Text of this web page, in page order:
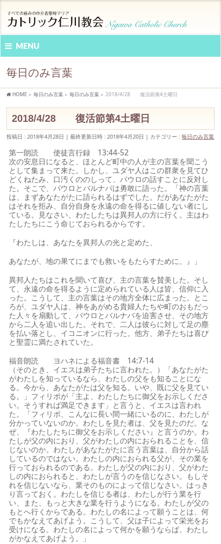
MENU
毎日のみ言葉
HOME » 毎日のみ言葉 » 毎日のみ言葉 » 2018/4/28 復活節第4土曜日
2018/4/28 復活節第4土曜日
投稿日 : 2018年4月28日 最終更新日時 : 2018年4月20日 カテゴリー :毎日のみ言葉
第一朗読 使徒言行録 13:44-52
次の安息日になると、ほとんど町中の人が主の言葉を聞こう
として集まって来た。しかし、ユダヤ人はこの群衆を見てひ
どくねたみ、口汚くののしって、パウロの話すことに反対し
た。そこで、パウロとバルナバは勇敢に語った。「神の言葉
は、まずあなたがたに語られるはずでした。だがあなたがた
はそれを拒み、自分自身を永遠の命を得るに値しない者にし
ている。見なさい、わたしたちは異邦人の方に行く。主はわ
たしたちにこう命じておられるからです。
『わたしは、あなたを異邦人の光と定めた、
あなたが、地の果てにまでも救いをもたらすために。』」
異邦人たちはこれを聞いて喜び、主の言葉を賛美した。そし
て、永遠の命を得るように定められている人は皆、信仰に入
った。こうして、主の言葉はその地方全体に広まった。とこ
ろが、ユダヤ人は、神をあがめる貴婦人たちや町のおもだっ
た人々を扇動して、パウロとバルナバを迫害させ、その地方
から二人を追い出した。それで、二人は彼らに対して足の塵
を払い落とし、イコニオンに行った。他方、弟子たちは喜び
と聖霊に満たされていた。
福音朗読 ヨハネによる福音書 14:7-14
（そのとき、イエスは弟子たちに言われた。）「あなたがた
がわたしを知っているなら、わたしの父をも知ることにな
る。今から、あなたがたは父を知る。いや、既に父を見てい
る。」フィリポが「主よ、わたしたちに御父をお示しくださ
い。そうすれば満足できます」と言うと、イエスは言われ
た。「フィリポ、こんなに長い間一緒にいるのに、わたしが
分かっていないのか。わたしを見た者は、父を見たのだ。な
ぜ、『わたしたちに御父をお示しください』と言うのか。わ
たしが父の内におり、父がわたしの内におられることを、信
じないのか。わたしがあなたがたに言う言葉は、自分から話
しているのではない。わたしの内におられる父が、その業を
行っておられるのである。わたしが父の内におり、父がわた
しの内におられると、わたしが言うのを信じなさい。もしそ
れを信じないなら、業そのものによって信じなさい。はっき
り言っておく。わたしを信じる者は、わたしが行う業を行
い、また、もっと大きな業を行うようになる。わたしが父の
もとへ行くからである。わたしの名によって願うことは、何
でもかなえてあげよう。こうして、父は子によって栄光をお
受けになる。わたしの名によって何かを願うならば、わたし
がかなえてあげよう。」